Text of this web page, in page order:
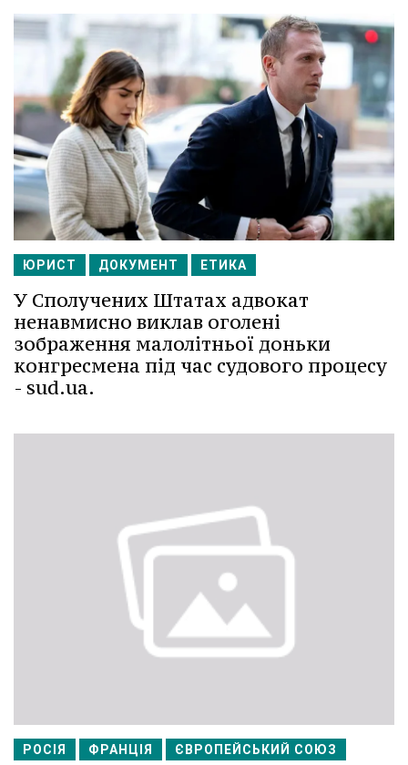
ЮРИСТ ДОКУМЕНТ ЕТИКА
У Сполучених Штатах адвокат
ненавмисно виклав оголені
зображення малолітньої доньки
конгресмена під час судового процесу
- sud.ua.
РОСІЯ ФРАНЦІЯ ЄВРОПЕЙСЬКИЙ СОЮЗ